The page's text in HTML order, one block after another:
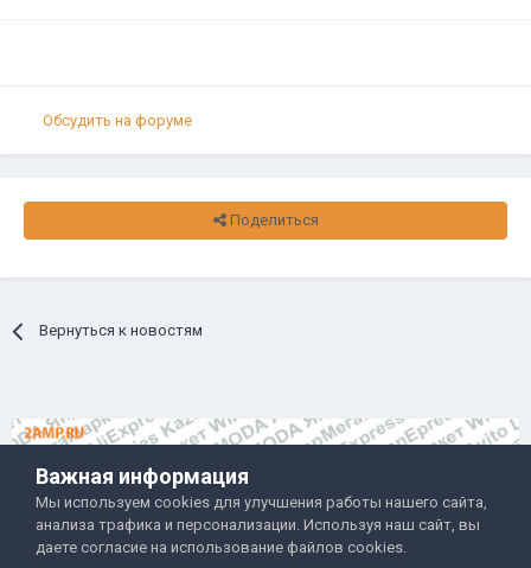
Обсудить на форуме
Поделиться
Вернуться к новостям
Правила и условия
Политика обработки данных
Важная информация
Мы используем cookies для улучшения работы нашего сайта,
анализа трафика и персонализации. Используя наш сайт, вы
даете согласие на использование файлов cookies.